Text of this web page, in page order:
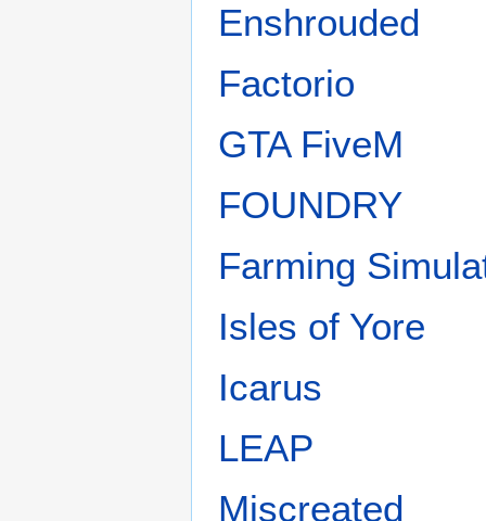
Enshrouded
Factorio
GTA FiveM
FOUNDRY
Farming
Isles of Yore
Icarus
LEAP
Miscreated